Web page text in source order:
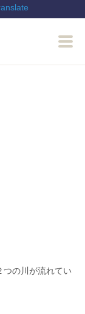
つの川が流れてい